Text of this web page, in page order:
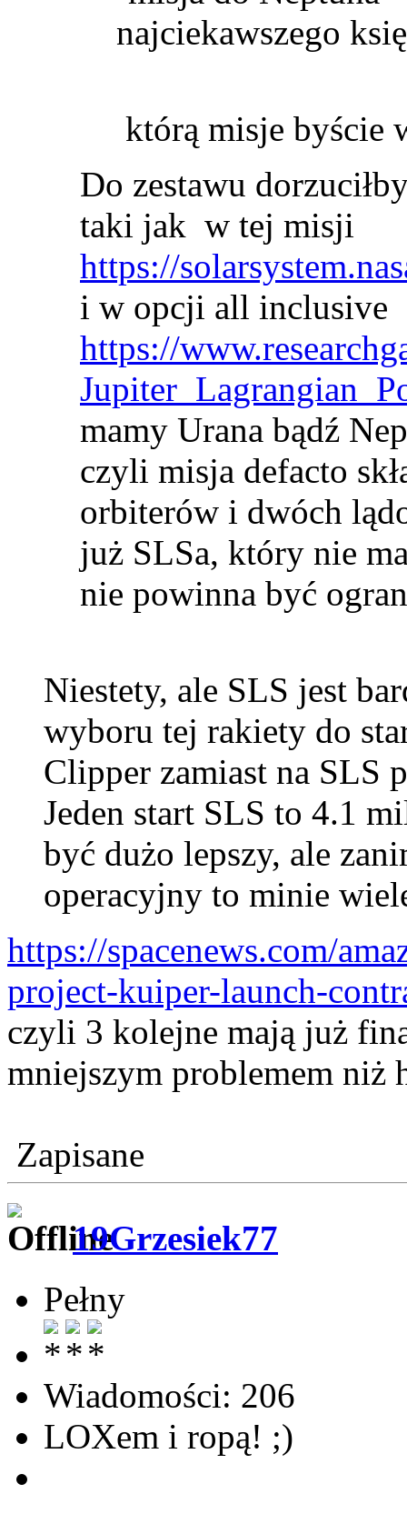
najciekawszego
którą misje byście
Do zestawu
taki jak w tej misji
https://
i w opcji all inclusive
https://
mamy Urana bądź
czyli misja defacto
orbiterów i dwóch
już SLSa, który nie
nie powinna być
Niestety, ale SLS jest
wyboru tej rakiety do
Clipper zamiast na SLS
Jeden start SLS to 4.1
być dużo lepszy, ale
operacyjny to minie
https://spacenews.com/
project-kuiper-launch-
czyli 3 kolejne mają już
mniejszym problemem niż
Zapisane
19Grzesiek77
Pełny
Wiadomości: 206
LOXem i ropą! ;)